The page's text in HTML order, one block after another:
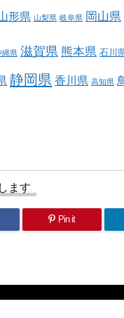
形県 山梨県 岐阜県 岡山県
縄県 滋賀県 熊本県 石川
静岡県 香川県 高知県
ます
Pin it